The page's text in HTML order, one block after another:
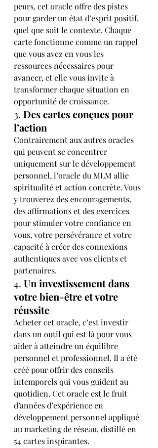
peurs, cet oracle offre des pistes
pour garder un état d’esprit positif,
quel que soit le contexte. Chaque
carte fonctionne comme un rappel
que vous avez en vous les
ressources nécessaires pour
avancer, et elle vous invite à
transformer chaque situation en
opportunité de croissance.
3. Des cartes conçues pour
l’action
Contrairement aux autres oracles
qui peuvent se concentrer
uniquement sur le développement
personnel, l’oracle du MLM allie
spiritualité et action concrète. Vous
y trouverez des encouragements,
des affirmations et des exercices
pour stimuler votre confiance en
vous, votre persévérance et votre
capacité à créer des connexions
authentiques avec vos clients et
partenaires.
4. Un investissement dans
votre bien-être et votre
réussite
Acheter cet oracle, c’est investir
dans un outil qui est là pour vous
aider à atteindre un équilibre
personnel et professionnel. Il a été
créé pour offrir des conseils
intemporels qui vous guident au
quotidien. Cet oracle est le fruit
d’années d’expérience en
développement personnel appliqué
au marketing de réseau, distillé en
54 cartes inspirantes.